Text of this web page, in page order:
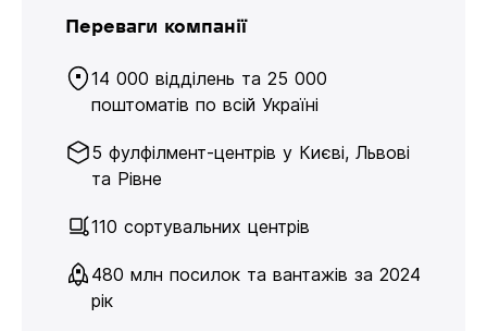
Переваги компанії
14 000 відділень та 25 000
поштоматів по всій Україні
5 фулфілмент-центрів у Києві, Львові
та Рівне
110 сортувальних центрів
480 млн посилок та вантажів за 2024
рік